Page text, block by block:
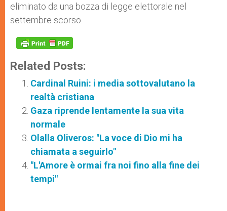
eliminato da una bozza di legge elettorale nel
settembre scorso.
Related Posts:
Cardinal Ruini: i media sottovalutano la
realtà cristiana
Gaza riprende lentamente la sua vita
normale
Olalla Oliveros: "La voce di Dio mi ha
chiamata a seguirlo"
"L'Amore è ormai fra noi fino alla fine dei
tempi"